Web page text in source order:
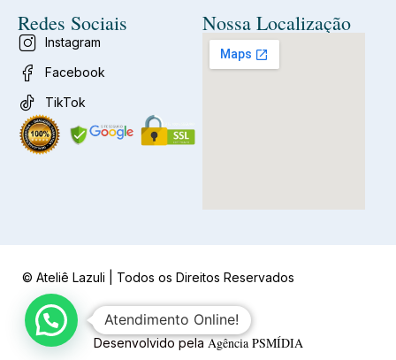
Redes Sociais
Instagram
Facebook
TikTok
Nossa Localização
© Ateliê Lazuli | Todos os Direitos Reservados
Desenvolvido pelaAgência PSMÍDIA
Atendimento Online!